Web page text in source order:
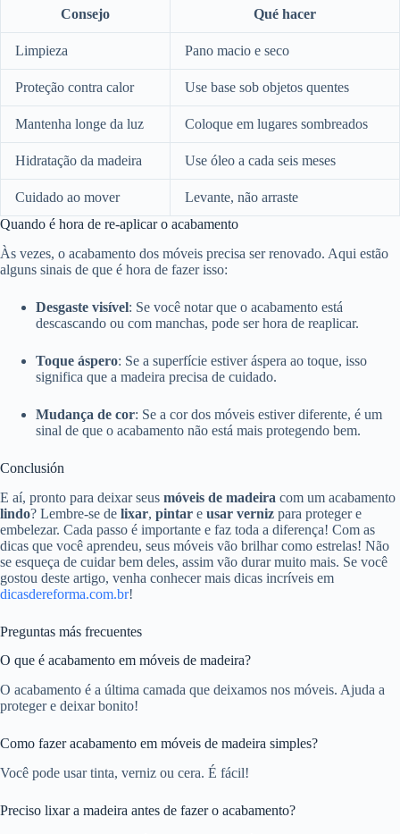
Consejo Qué hacer
Limpieza Pano macio e seco
Proteção contra calor Use base sob objetos quentes
Mantenha longe da luz Coloque em lugares sombreados
Hidratação da madeira Use óleo a cada seis meses
Cuidado ao mover
Levante, não arraste
Quando é hora de re-aplicar o acabamento
Às vezes, o acabamento dos móveis precisa ser renovado. Aqui estão
alguns sinais de que é hora de fazer isso:
Desgaste visível: Se você notar que o acabamento está
descascando ou com manchas, pode ser hora de reaplicar.
Toque áspero: Se a superfície estiver áspera ao toque, isso
significa que a madeira precisa de cuidado.
Mudança de cor: Se a cor dos móveis estiver diferente, é um
sinal de que o acabamento não está mais protegendo bem.
Conclusión
E aí, pronto para deixar seus móveis de madeira com um acabamento
lindo? Lembre-se de lixar, pintar e usar verniz para proteger e
embelezar. Cada passo é importante e faz toda a diferença! Com as
dicas que você aprendeu, seus móveis vão brilhar como estrelas! Não
se esqueça de cuidar bem deles, assim vão durar muito mais. Se você
gostou deste artigo, venha conhecer mais dicas incríveis em
dicasdereforma.com.br!
Preguntas más frecuentes
O que é acabamento em móveis de madeira?
O acabamento é a última camada que deixamos nos móveis. Ajuda a
proteger e deixar bonito!
Como fazer acabamento em móveis de madeira simples?
Você pode usar tinta, verniz ou cera. É fácil!
Preciso lixar a madeira antes de fazer o acabamento?